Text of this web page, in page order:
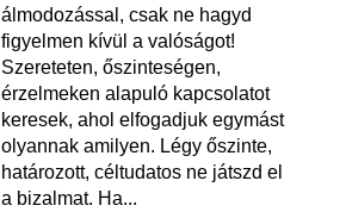
álmodozással, csak ne hagyd
figyelmen kívül a valóságot!
Szereteten, őszinteségen,
érzelmeken alapuló kapcsolatot
keresek, ahol elfogadjuk egymást
olyannak amilyen. Légy őszinte,
határozott, céltudatos ne játszd el
a bizalmat. Ha...